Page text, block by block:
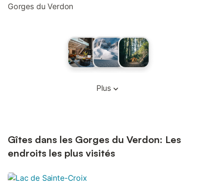
Gorges du Verdon
Plus
Gîtes dans les Gorges du Verdon: Les
endroits les plus visités